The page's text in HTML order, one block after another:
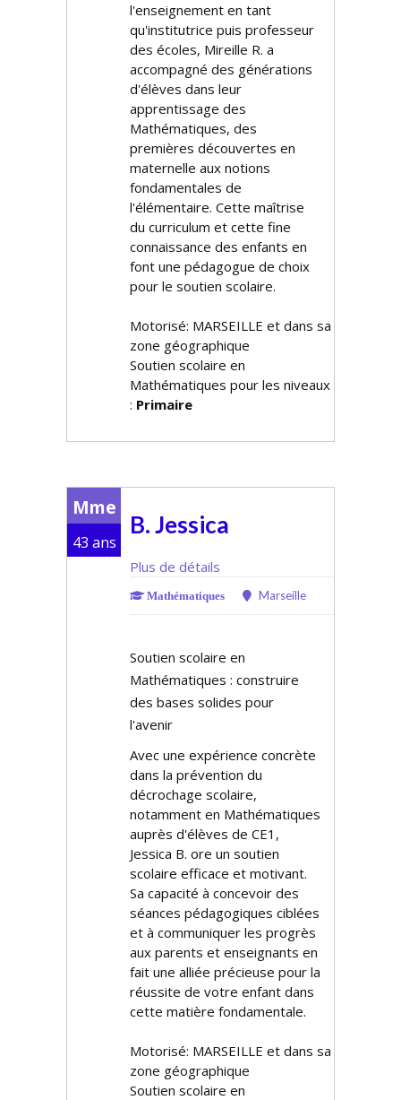
l'enseignement en tant
qu'institutrice puis professeur
des écoles, Mireille R. a
accompagné des générations
d'élèves dans leur
apprentissage des
Mathématiques, des
premières découvertes en
maternelle aux notions
fondamentales de
l'élémentaire. Cette maîtrise
du curriculum et cette fine
connaissance des enfants en
font une pédagogue de choix
pour le soutien scolaire.
Motorisé: MARSEILLE et dans sa
zone géographique
Soutien scolaire en
Mathématiques pour les niveaux
: Primaire
Mme
43 ans
B. Jessica
Plus de détails
Mathématiques Marseille
Soutien scolaire en
Mathématiques : construire
des bases solides pour
l'avenir
Avec une expérience concrète
dans la prévention du
décrochage scolaire,
notamment en Mathématiques
auprès d'élèves de CE1,
Jessica B. offre un soutien
scolaire efficace et motivant.
Sa capacité à concevoir des
séances pédagogiques ciblées
et à communiquer les progrès
aux parents et enseignants en
fait une alliée précieuse pour la
réussite de votre enfant dans
cette matière fondamentale.
Motorisé: MARSEILLE et dans sa
zone géographique
Soutien scolaire en